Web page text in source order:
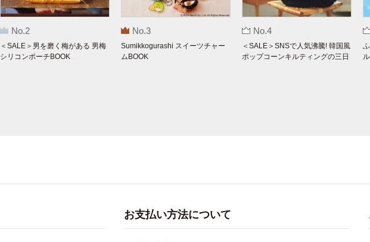
No.2
＜SALE＞男を磨く梅がある 男梅
シリコンポーチBOOK
No.3
Sumikkogurashi スイーツチャー
ムBOOK
No.4
＜SALE＞SNSで人気沸騰! 韓国風
ポップコーンキルティングの三日
お支払い方法について